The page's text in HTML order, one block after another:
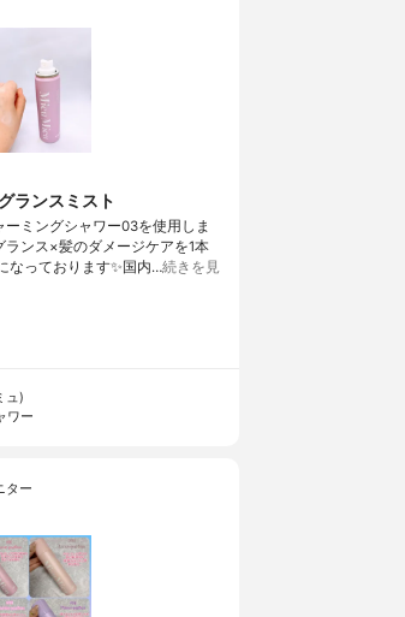
ランスミスト
ミングシャワー03を使用しま
ンス×髪のダメージケアを1本
なっております✨国内…続きを見
ュ)
ワー
ター